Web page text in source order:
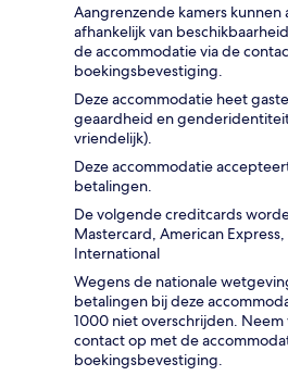
Aangrenzende kamers
afhankelijk van
de accommodatie via de
boekingsbevestiging.
Deze accommodatie heet
geaardheid en
vriendelijk).
Deze accommodatie
betalingen.
De volgende creditcards
Mastercard, American Express,
International
Wegens de nationale
betalingen bij deze
1000 niet overschrijden.
contact op met de
boekingsbevestiging.